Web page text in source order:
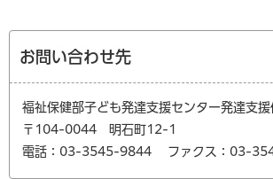
お問い合わせ先
福祉保健部子ども発達支援センター発達支援
〒104-0044 明石町12-1
電話：03-3545-9844
ファクス：03-